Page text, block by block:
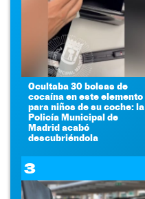
Ocultaba 30 bolsas de
cocaína en este elemento
para niños de su coche: la
Policía Municipal de
Madrid acabó
descubriéndola
3